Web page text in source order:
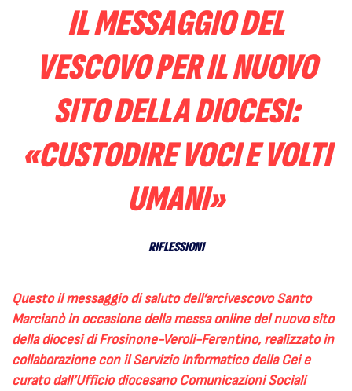
IL MESSAGGIO DEL
VESCOVO PER IL NUOVO
SITO DELLA DIOCESI:
«CUSTODIRE VOCI E VOLTI
UMANI»
RIFLESSIONI
Questo il messaggio di saluto dell’arcivescovo Santo
Marcianò in occasione della messa online del nuovo sito
della diocesi di Frosinone-Veroli-Ferentino, realizzato in
collaborazione con il Servizio Informatico della Cei e
curato dall’Ufficio diocesano Comunicazioni Sociali